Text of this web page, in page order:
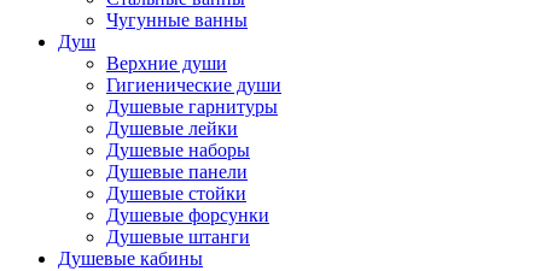
Чугунные ванны
Душ
Верхние души
Гигиенические души
Душевые гарнитуры
Душевые лейки
Душевые наборы
Душевые панели
Душевые стойки
Душевые форсунки
Душевые штанги
Душевые кабины